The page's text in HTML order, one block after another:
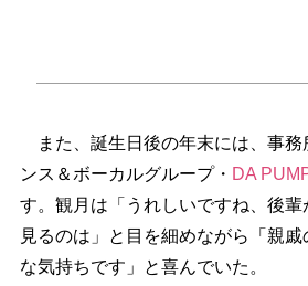
また、誕生日後の年末には、事務
ンス＆ボーカルグループ・ DA
す。観月は「うれしいですね、後
見るのは」と目を細めながら「親戚
な気持ちです」と喜んでいた。